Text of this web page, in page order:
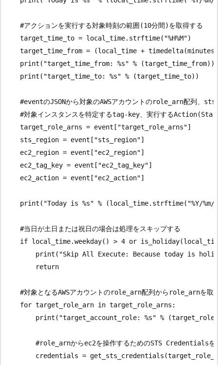
    #アクションを実行する対象時刻の範囲(10分間)を取得する
    target_time_to = local_time.strftime("%H%M")
target_time_from = (local_time +
    print("target_time_from: %s" % (target_time_from))
    print("target_time_to: %s" % (target_time_to))
#eventのJSONから対象のAWSアカウントのrole_arn配列、
#対象インスタンスを特定するtag-key、実行する
    target_role_arns = event["target_role_arns"]
    sts_region = event["sts_region"]
    ec2_region = event["ec2_region"]
    ec2_tag_key = event["ec2_tag_key"]
    ec2_action = event["ec2_action"]
print("Today is %s" % (local_time.strftime("%Y/%m/
    #当日が土日または祝日の場合は処理をスキップする
if local_time.weekday() > 4 or
print("Skip All Execute: Because today is
        return
#対象となるAWSアカウントのrole_arn配列からrole_arnを取
    for target_role_arn in target_role_arns:
print("target_account_role: %s" %
#role_arnからec2を操作するためのSTS Credentialsを
credentials =